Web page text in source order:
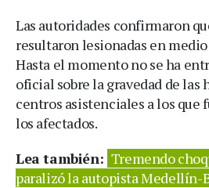
Las autoridades confirmaron
resultaron lesionadas en
Hasta el momento no se ha
oficial sobre la gravedad de las
centros asistenciales a los que
los afectados.
Lea también: Tremendo
paralizó la autopista Medellín-